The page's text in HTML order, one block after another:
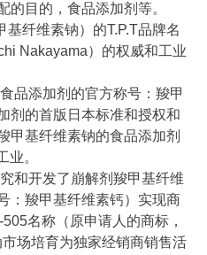
的目的，食品添加剂等。
基纤维素钠）的T.P.T品牌名
Nakayama）的权威和工业
品添加剂的官方称号：羧甲
剂的首版日本标准和授权和
甲基纤维素钠的食品添加剂
业。
和开发了崩解剂羧甲基纤维
：羧甲基纤维素钙）实现商
505名称（原申请人的商标，
市场培育为独家经销商销售活